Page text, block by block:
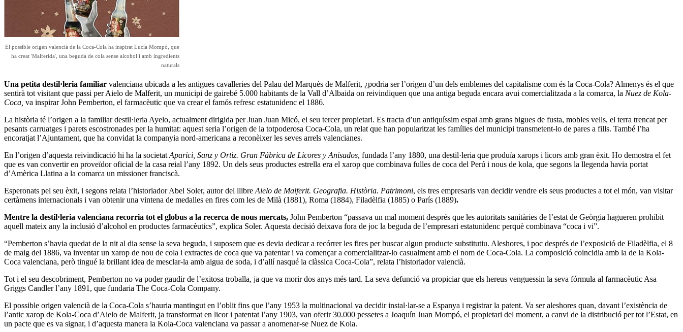
El possible origen valencià de la Coca-Cola ha inspirat Lucía Mompó, que
ha creat 'Malferida', una beguda de cola sense alcohol i amb ingredients
naturals
Una petita destil·leria familiar valenciana ubicada a les antigues cavalleries del Palau del Marquès de Malferit, ¿podria ser l’origen d’un dels emblemes del capitalisme com és la Coca-Cola? Almenys és el que
sentirà tot visitant que passi per Aielo de Malferit, un municipi de gairebé 5.000 habitants de la Vall d’Albaida on reivindiquen que una antiga beguda encara avui comercialitzada a la comarca, la Nuez de Kola-
Coca, va inspirar John Pemberton, el farmacèutic que va crear el famós refresc estatunidenc el 1886.
La història té l’origen a la familiar destil·leria Ayelo, actualment dirigida per Juan Juan Micó, el seu tercer propietari. Es tracta d’un antiquíssim espai amb grans bigues de fusta, mobles vells, el terra trencat per
pesants carruatges i parets escostronades per la humitat: aquest seria l’origen de la totpoderosa Coca-Cola, un relat que han popularitzat les famílies del municipi transmetent-lo de pares a fills. També l’ha
encoratjat l’Ajuntament, que ha convidat la companyia nord-americana a reconèixer les seves arrels valencianes.
En l’origen d’aquesta reivindicació hi ha la societat Aparici, Sanz y Ortiz. Gran Fábrica de Licores y Anisados, fundada l’any 1880, una destil·leria que produïa xarops i licors amb gran èxit. Ho demostra el fet
que es van convertir en proveïdor oficial de la casa reial l’any 1892. Un dels seus productes estrella era el xarop que combinava fulles de coca del Perú i nous de kola, que segons la llegenda havia portat
d’Amèrica Llatina a la comarca un missioner franciscà.
Esperonats pel seu èxit, i segons relata l’historiador Abel Soler, autor del llibre Aielo de Malferit. Geografia. Història. Patrimoni, els tres empresaris van decidir vendre els seus productes a tot el món, van visitar
certàmens internacionals i van obtenir una vintena de medalles en fires com les de Milà (1881), Roma (1884), Filadèlfia (1885) o París (1889).
Mentre la destil·leria valenciana recorria tot el globus a la recerca de nous mercats, John Pemberton “passava un mal moment després que les autoritats sanitàries de l’estat de Geòrgia hagueren prohibit
aquell mateix any la inclusió d’alcohol en productes farmacèutics”, explica Soler. Aquesta decisió deixava fora de joc la beguda de l’empresari estatunidenc perquè combinava “coca i vi”.
“Pemberton s’havia quedat de la nit al dia sense la seva beguda, i suposem que es devia dedicar a recórrer les fires per buscar algun producte substitutiu. Aleshores, i poc després de l’exposició de Filadèlfia, el 8
de maig del 1886, va inventar un xarop de nou de cola i extractes de coca que va patentar i va començar a comercialitzar-lo casualment amb el nom de Coca-Cola. La composició coincidia amb la de la Kola-
Coca valenciana, però tingué la brillant idea de mesclar-la amb aigua de soda, i d’allí nasqué la clàssica Coca-Cola”, relata l’historiador valencià.
Tot i el seu descobriment, Pemberton no va poder gaudir de l’exitosa troballa, ja que va morir dos anys més tard. La seva defunció va propiciar que els hereus venguessin la seva fórmula al farmacèutic Asa
Griggs Candler l’any 1891, que fundaria The Coca-Cola Company.
El possible origen valencià de la Coca-Cola s’hauria mantingut en l’oblit fins que l’any 1953 la multinacional va decidir instal·lar-se a Espanya i registrar la patent. Va ser aleshores quan, davant l’existència de
l’antic xarop de Kola-Coca d’Aielo de Malferit, ja transformat en licor i patentat l’any 1903, van oferir 30.000 pessetes a Joaquín Juan Mompó, el propietari del moment, a canvi de la distribució per tot l’Estat, en
un pacte que es va signar, i d’aquesta manera la Kola-Coca valenciana va passar a anomenar-se Nuez de Kola.